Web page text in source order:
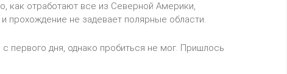
как отработают все из Северной Америки,
прохождение не задевает полярные области.
первого дня, однако пробиться не мог. Пришлось